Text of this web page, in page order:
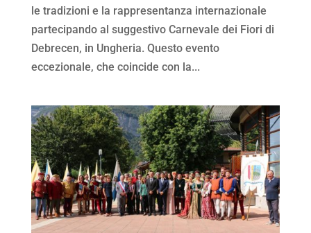
le tradizioni e la rappresentanza internazionale
partecipando al suggestivo Carnevale dei Fiori di
Debrecen, in Ungheria. Questo evento
eccezionale, che coincide con la...